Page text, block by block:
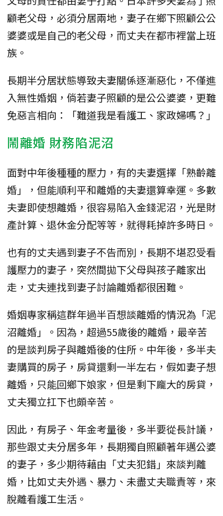
顧老父母，必須分居兩地，妻子在鄉下照顧公公
婆婆或是自己的老父母，而丈夫在都市裡當上班
族。
長期半分居狀態導致夫妻關係逐漸惡化，不僅進
入無性婚姻，倘若妻子照顧的是公公婆婆，更難
免惡言相向：「難道我是看護工、家政婦嗎？」
鬧離婚 財務陷泥沼
面對中年後種種的壓力，有的夫妻選擇「熟齡離
婚」，但能順利平和離婚的夫妻還算幸運。多數
夫妻即使想離婚，很容易陷入金錢泥沼，光是財
產計算、退休金分配等等，就得耗掉許多時日。
也有的丈夫遇到妻子不告而別，長期不堪忍受看
護壓力的妻子，突然間拋下父母與孩子離家出
走，丈夫連找到妻子討論離婚都很困難。
婚姻專家稱這群年過半百想談離婚的情況為「泥
沼離婚」。因為，超過55歲後的離婚，最辛苦
的是談判房子與離婚後的住所。中年後，多半夫
妻購買的房子，房貸還剩一半左右，假如妻子想
離婚，只能回鄉下娘家，但是剩下龐大的房貸，
丈夫獨立扛下也頗辛苦。
因此，有房子、年金考量後，多半要從長計議，
那些跟丈夫分居多年，長期獨自照顧著年邁公婆
的妻子，多少期待藉由「丈夫犯錯」來談判離
婚，比如丈夫外遇、暴力、未盡丈夫職責等，來
脫離看護工生活。